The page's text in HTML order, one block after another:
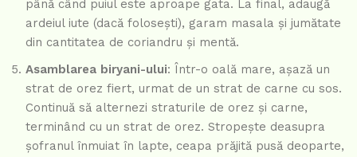
până când puiul este aproape gata. La final, adaugă
ardeiul iute (dacă folosești), garam masala și jumătate
din cantitatea de coriandru și mentă.
Asamblarea biryani-ului: Într-o oală mare, așază un
strat de orez fiert, urmat de un strat de carne cu sos.
Continuă să alternezi straturile de orez și carne,
terminând cu un strat de orez. Stropește deasupra
șofranul înmuiat în lapte, ceapa prăjită pusă deoparte,